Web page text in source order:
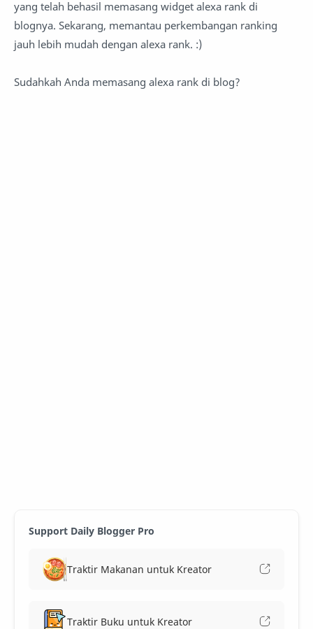
yang telah behasil memasang widget alexa rank di
blognya. Sekarang, memantau perkembangan ranking
jauh lebih mudah dengan alexa rank. :)
Sudahkah Anda memasang alexa rank di blog?
Support Daily Blogger Pro
Traktir Makanan untuk Kreator
Traktir Buku untuk Kreator